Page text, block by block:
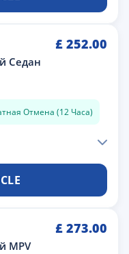
£ 252.00
Седан
Отмена (12 Часа)
£ 273.00
MPV